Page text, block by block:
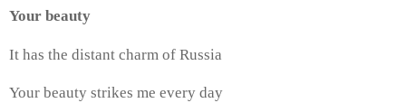
Your beauty
It has the distant charm of Russia
Your beauty strikes me every day